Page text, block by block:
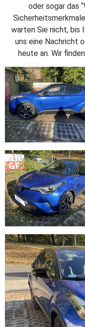
oder sogar das
warten Sie nicht, bis
uns eine Nachricht
heute an. Wir